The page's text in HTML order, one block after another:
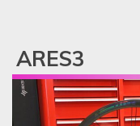
ARES3